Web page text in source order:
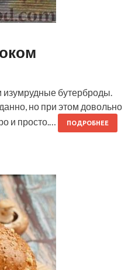
изумрудные бутерброды.
но при этом довольно
и просто.…
ПОДРОБНЕЕ